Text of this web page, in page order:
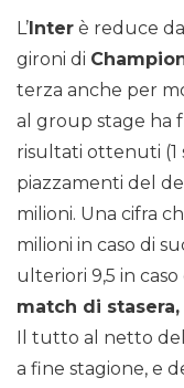
L’Inter è reduce
gironi di
terza anche per
al group stage ha
risultati ottenuti (1
piazzamenti del
milioni. Una cifra
milioni in caso di
ulteriori 9,5 in
match di
Il tutto al netto
a fine stagione, e